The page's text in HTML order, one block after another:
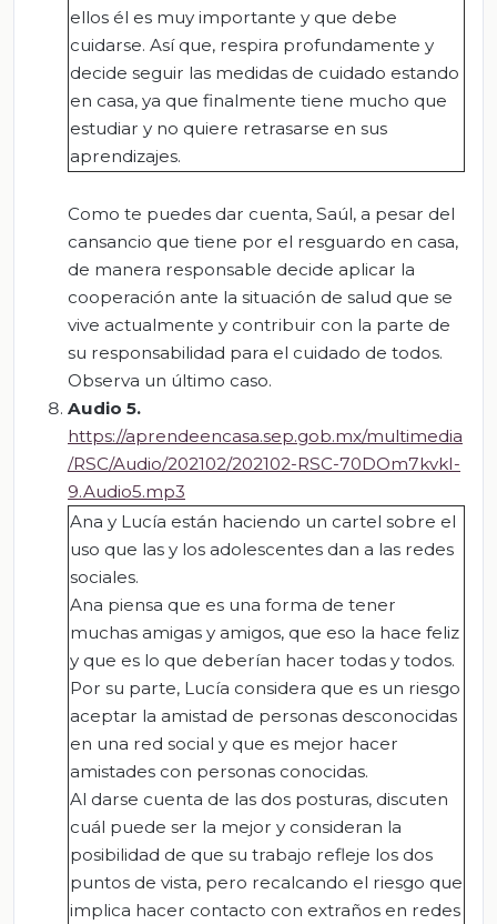
ellos él es muy importante y que debe
cuidarse. Así que, respira profundamente y
decide seguir las medidas de cuidado estando
en casa, ya que finalmente tiene mucho que
estudiar y no quiere retrasarse en sus
aprendizajes.
Como te puedes dar cuenta, Saúl, a pesar del
cansancio que tiene por el resguardo en casa,
de manera responsable decide aplicar la
cooperación ante la situación de salud que se
vive actualmente y contribuir con la parte de
su responsabilidad para el cuidado de todos.
Observa un último caso.
Audio 5.
https://aprendeencasa.sep.gob.mx/multimedia
/RSC/Audio/202102/202102-RSC-70DOm7kvkI-
9.Audio5.mp3
Ana y Lucía están haciendo un cartel sobre el
uso que las y los adolescentes dan a las redes
sociales.
Ana piensa que es una forma de tener
muchas amigas y amigos, que eso la hace feliz
y que es lo que deberían hacer todas y todos.
Por su parte, Lucía considera que es un riesgo
aceptar la amistad de personas desconocidas
en una red social y que es mejor hacer
amistades con personas conocidas.
Al darse cuenta de las dos posturas, discuten
cuál puede ser la mejor y consideran la
posibilidad de que su trabajo refleje los dos
puntos de vista, pero recalcando el riesgo que
implica hacer contacto con extraños en redes